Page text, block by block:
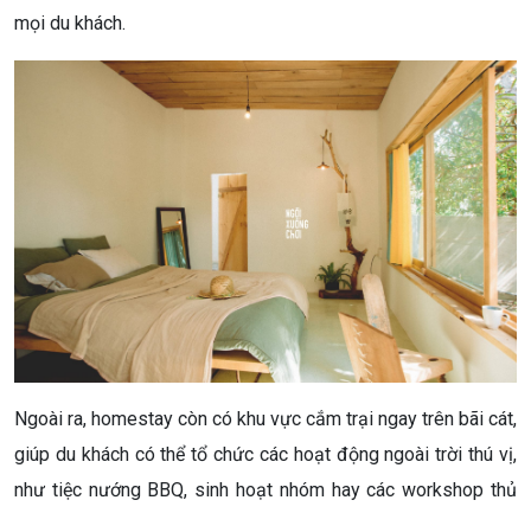
mọi du khách.
Ngoài ra, homestay còn có khu vực cắm trại ngay trên bãi cát,
giúp du khách có thể tổ chức các hoạt động ngoài trời thú vị,
như tiệc nướng BBQ, sinh hoạt nhóm hay các workshop thủ